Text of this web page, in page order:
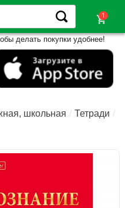
shopping_cart
делать покупки удобнее!
школьная
Тетради